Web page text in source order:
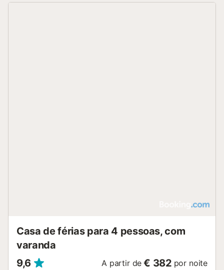
Casa de férias para 4 pessoas, com
varanda
9,6
A partir de € 382 por noite